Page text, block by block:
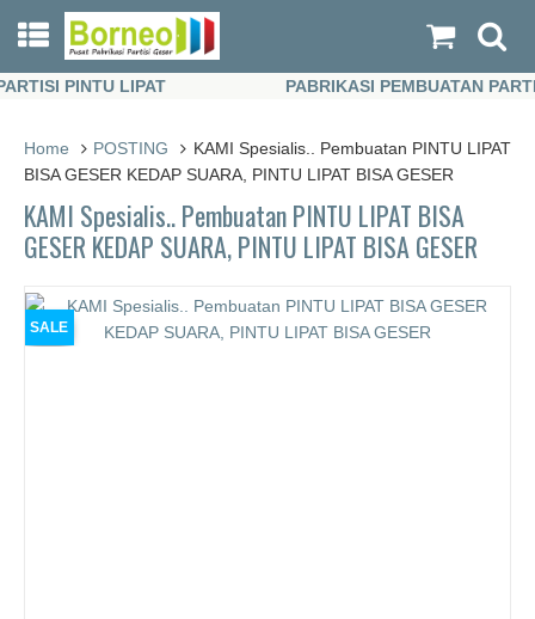
PINTU LIPAT
PABRIKASI PEMBUATAN PARTISI
Home
POSTING
KAMI Spesialis.. Pembuatan PINTU LIPAT
BISA GESER KEDAP SUARA, PINTU LIPAT BISA GESER
KAMI Spesialis.. Pembuatan PINTU LIPAT BISA
GESER KEDAP SUARA, PINTU LIPAT BISA GESER
SALE